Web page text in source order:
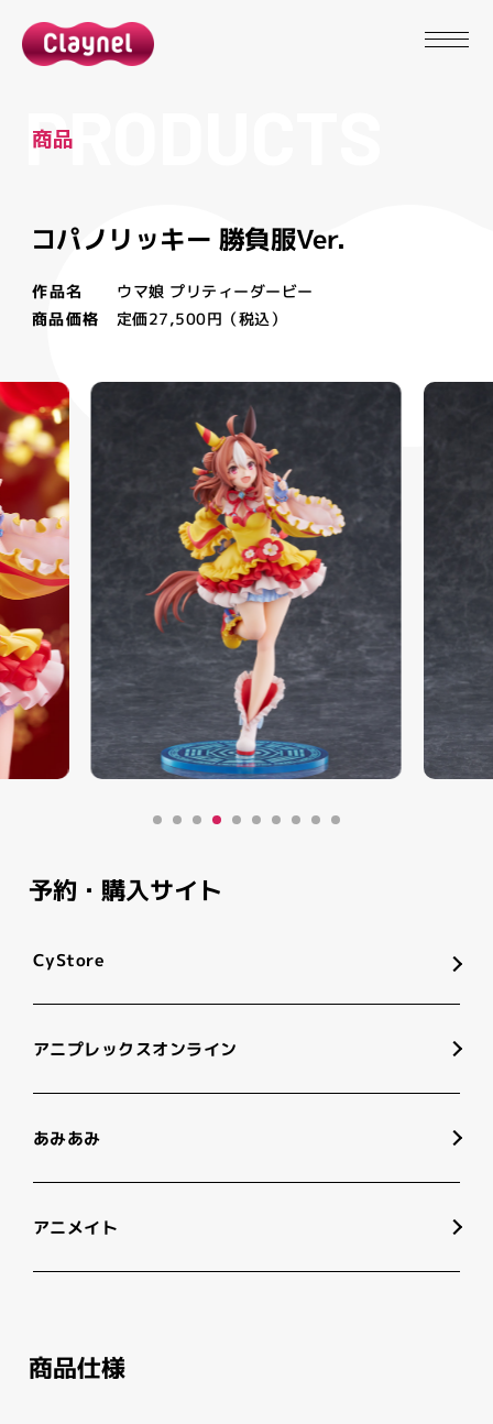
PR
商品
コパノリッキー 勝負服Ver.
作品名 ウマ娘 プリティーダービー
商品価格 定価27,500円（税込）
予約・購入サイト
CyStore
アニプレックスオンライン
あみあみ
アニメイト
商品仕様